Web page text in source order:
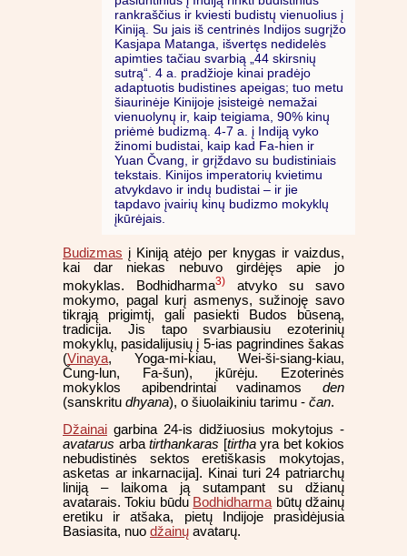
rankraščius ir kviesti budistų vienuolius į
Kiniją. Su jais iš centrinės Indijos sugrįžo
Kasjapa Matanga, išvertęs nedidelės
apimties tačiau svarbią „44 skirsnių
sutrą“. 4 a. pradžioje kinai pradėjo
adaptuotis budistines apeigas; tuo metu
šiaurinėje Kinijoje įsisteigė nemažai
vienuolynų ir, kaip teigiama, 90% kinų
priėmė budizmą. 4-7 a. į Indiją vyko
žinomi budistai, kaip kad Fa-hien ir
Yuan Čvang, ir grįždavo su budistiniais
tekstais. Kinijos imperatorių kvietimu
atvykdavo ir indų budistai – ir jie
tapdavo įvairių kinų budizmo mokyklų
įkūrėjais.
Budizmas į Kiniją atėjo per knygas ir vaizdus,
kai dar niekas nebuvo girdėjęs apie jo
mokyklas. Bodhidharma3) atvyko su savo
mokymo, pagal kurį asmenys, sužinoję savo
tikrąją prigimtį, gali pasiekti Budos būseną,
tradicija. Jis tapo svarbiausiu ezoterinių
mokyklų, pasidalijusių į 5-ias pagrindines šakas
(Vinaya, Yoga-mi-kiau, Wei-ši-siang-kiau,
Čung-lun, Fa-šun), įkūrėju. Ezoterinės
mokyklos apibendrintai vadinamos den
(sanskritu dhyana), o šiuolaikiniu tarimu - čan.
Džainai garbina 24-is didžiuosius mokytojus -
avatarus arbatirthankaras [tirthayra bet kokios
nebudistinės sektos eretiškasis mokytojas,
asketas ar inkarnacija]. Kinai turi 24 patriarchų
liniją – laikoma ją sutampant su džianų
avatarais. Tokiu būdu Bodhidharmabūtų džainų
eretiku ir atšaka, pietų Indijoje prasidėjusia
Basiasita, nuo džainų avatarų.